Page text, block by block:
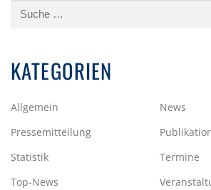
Suche
KATEGORIEN
Allgemein
News
Pressemitteilung
Statistik
Termine
Top-News